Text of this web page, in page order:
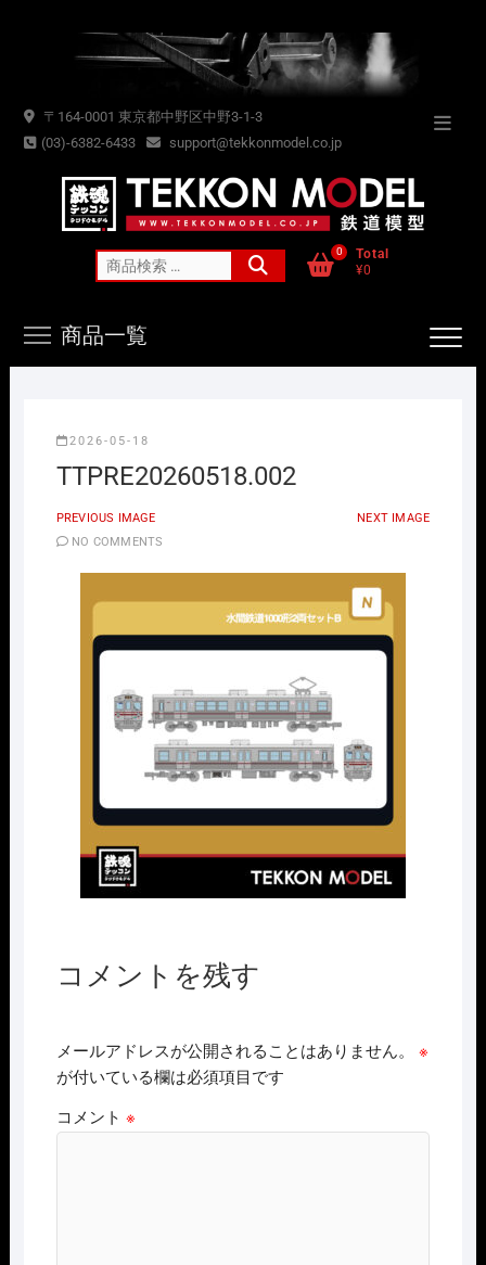
〒164-0001 東京都中野区中野3-1-3
(03)-6382-6433
support@tekkonmodel.co.jp
索
0
Total
¥0
商品一覧
2026-05-18
TTPRE20260518.002
PREVIOUS IMAGE
NEXT IMAGE
NO COMMENTS
コメントを残す
メールアドレスが公開されることはありません。
※
が付いている欄は必須項目です
コメント ※